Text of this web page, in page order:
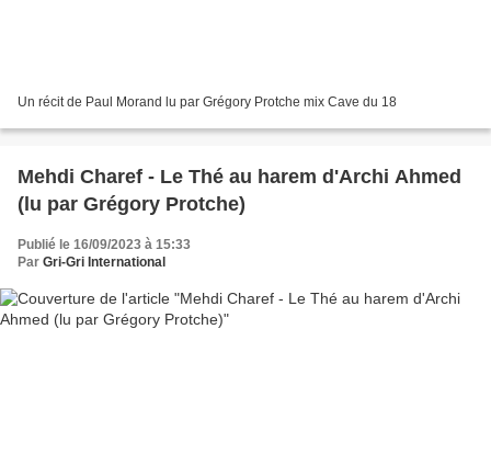
Un récit de Paul Morand lu par Grégory Protche mix Cave du 18
Mehdi Charef - Le Thé au harem d'Archi Ahmed
(lu par Grégory Protche)
Publié le 16/09/2023 à 15:33
Par Gri-Gri International